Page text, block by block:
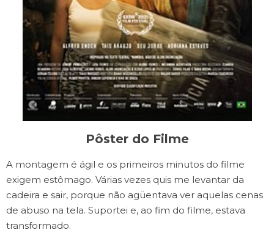
Pôster do Filme
A montagem é ágil e os primeiros minutos do filme
exigem estômago. Várias vezes quis me levantar da
cadeira e sair, porque não agüentava ver aquelas cenas
de abuso na tela. Suportei e, ao fim do filme, estava
transformado.